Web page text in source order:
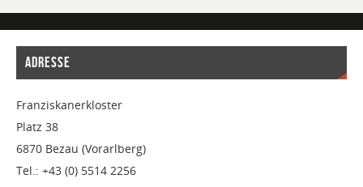
ADRESSE
Franziskanerkloster
Platz 38
6870 Bezau (Vorarlberg)
Tel.: +43 (0) 5514 2256